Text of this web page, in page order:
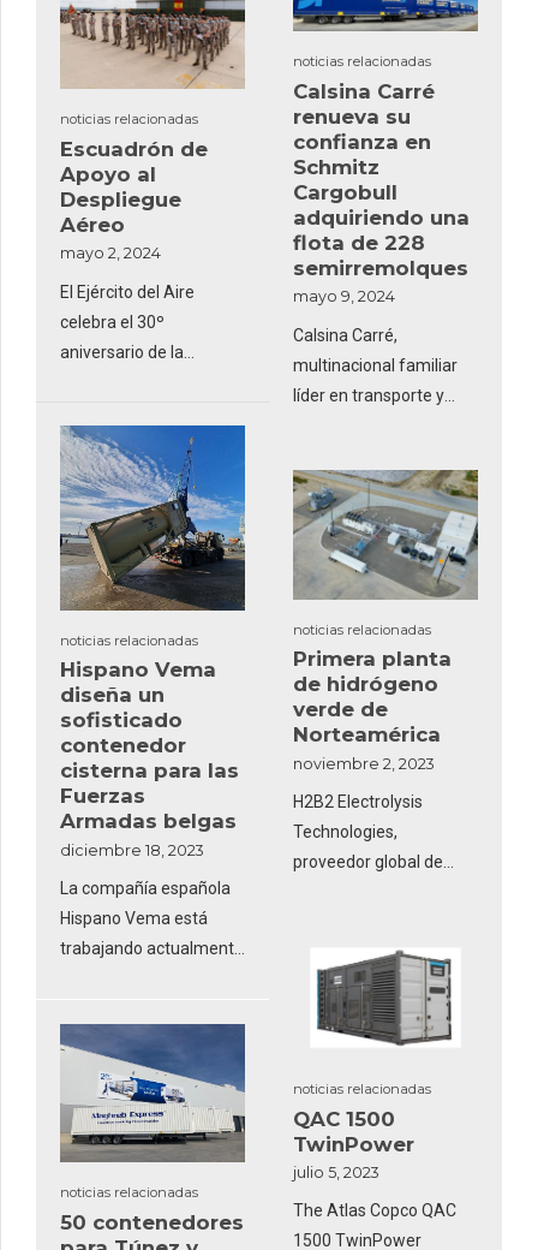
ingeniería desde su
creación...
noticias relacionadas
Calsina Carré
renueva su
confianza en
Schmitz
Cargobull
adquiriendo una
flota de 228
semirremolques
mayo 9, 2024
Calsina Carré,
multinacional familiar
líder en transporte y
50 años de experiencia,
ha reafirmado su
confianza en Schmitz
Cargobull
noticias relacionadas
Escuadrón de
Apoyo al
Despliegue
Aéreo
mayo 2, 2024
El Ejército del Aire
celebra el 30º
aniversario de la
Aéreo
noticias relacionadas
Hispano Vema
diseña un
sofisticado
contenedor
cisterna para las
Fuerzas
Armadas belgas
diciembre 18, 2023
La compañía española
Hispano Vema está
trabajando actualmente
38 contenedores
cisterna para
almacenamiento y de
agua potable en
condiciones climáticas
extremas.
noticias relacionadas
Primera planta
de hidrógeno
verde de
Norteamérica
noviembre 2, 2023
H2B2 Electrolysis
Technologies,
proveedor global de
ha puesto en
funcionamiento
SoHyCal, la planta de
producción de
de Norteamérica hasta
la fecha
noticias relacionadas
QAC 1500
TwinPower
julio 5, 2023
The Atlas Copco QAC
1500 TwinPower
noticias relacionadas
50 contenedores